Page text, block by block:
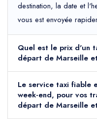
destination, la date et
vous est envoyée
Quel est le prix d'un
départ de Marseille
Le service taxi fiable
week-end, pour vos
départ de Marseille